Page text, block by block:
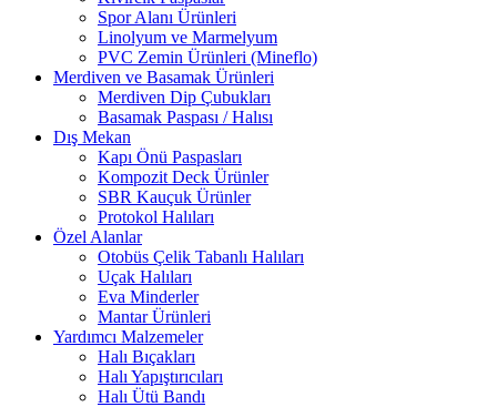
Spor Alanı Ürünleri
Linolyum ve Marmelyum
PVC Zemin Ürünleri (Mineflo)
Merdiven ve Basamak Ürünleri
Merdiven Dip Çubukları
Basamak Paspası / Halısı
Dış Mekan
Kapı Önü Paspasları
Kompozit Deck Ürünler
SBR Kauçuk Ürünler
Protokol Halıları
Özel Alanlar
Otobüs Çelik Tabanlı Halıları
Uçak Halıları
Eva Minderler
Mantar Ürünleri
Yardımcı Malzemeler
Halı Bıçakları
Halı Yapıştırıcıları
Halı Ütü Bandı